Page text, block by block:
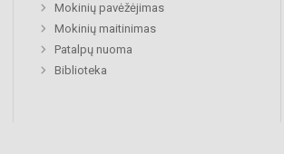
Mokinių pavėžėjimas
Mokinių maitinimas
Patalpų nuoma
Biblioteka